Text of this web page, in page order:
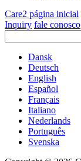
Care2 página inicial
Inquiry fale conosco
Dansk
Deutsch
English
Español
Français
Italiano
Nederlands
Português
Svenska